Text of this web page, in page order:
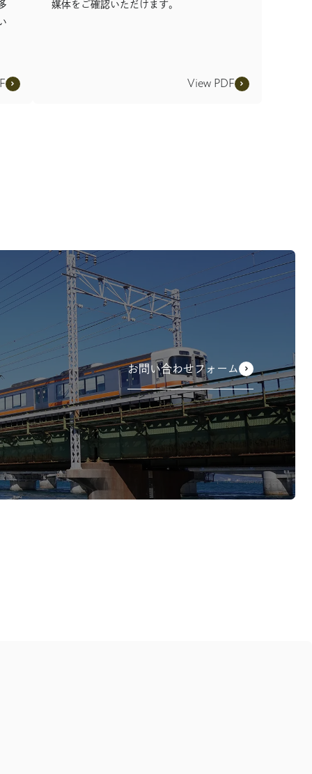
媒体をご確認いただけます。
View PDF
お問い合わせフォーム
-->